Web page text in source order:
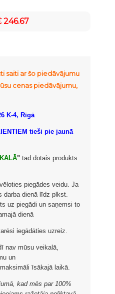
246.67
saiti ar šo piedāvājumu
cenas piedāvājumu,
K-4, Rīgā
tieši pie jaunā
" tad dotais produkts
piegādes veidu. Ja
dienā līdz plkst.
uz piegādi un saņemsi to
dienā
iegādāties uzreiz.
nav mūsu veikalā,
un
īsākajā laikā.
kad mēs par 100%